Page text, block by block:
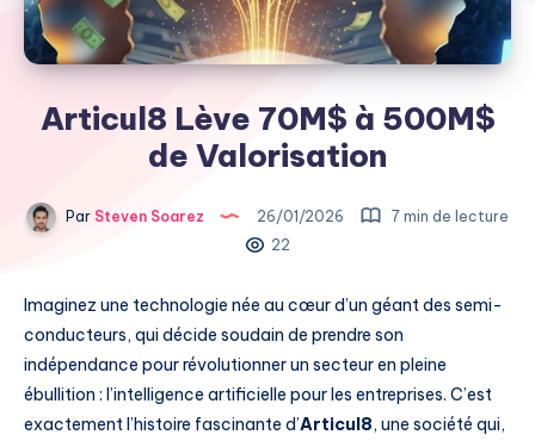
Articul8 Lève 70M$ à 500M$
de Valorisation
Par Steven Soarez 26/01/2026
7 min de lecture
22
Imaginez une technologie née au cœur d’un géant des semi-
conducteurs, qui décide soudain de prendre son
indépendance pour révolutionner un secteur en pleine
ébullition : l’intelligence artificielle pour les entreprises. C’est
exactement l’histoire fascinante d’Articul8, une société qui,